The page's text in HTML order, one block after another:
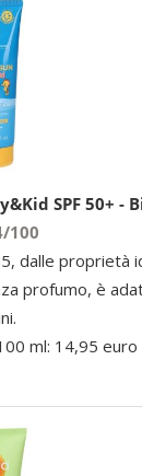
SPF 50+ -
100
dalle proprietà
profumo, è
ml: 14,95 euro